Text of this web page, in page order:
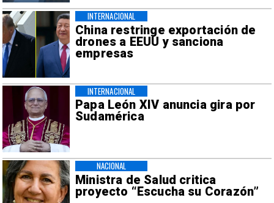
China restringe exportación de
drones a EEUU y sanciona
empresas
INTERNACIONAL
Papa León XIV anuncia gira por
Sudamérica
INTERNACIONAL
Ministra de Salud critica
proyecto “Escucha su Corazón”
NACIONAL